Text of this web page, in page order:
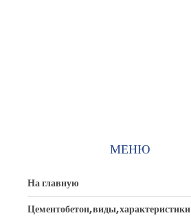
МЕНЮ
На главную
Цементобетон, виды, характеристики